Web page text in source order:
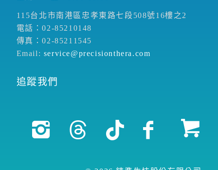
115台北市南港區忠孝東路七段508號16樓之2
電話：02-85210148
傳真：02-85211545
Email: service@precisionthera.com
追蹤我們